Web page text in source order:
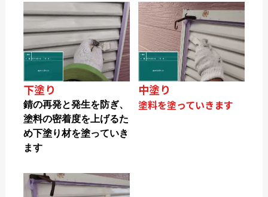
下塗り
錆の再発と発生を防ぎ、
塗料の密着度を上げるた
め下塗り材を塗っていき
ます
中塗り
塗料を塗っていきます